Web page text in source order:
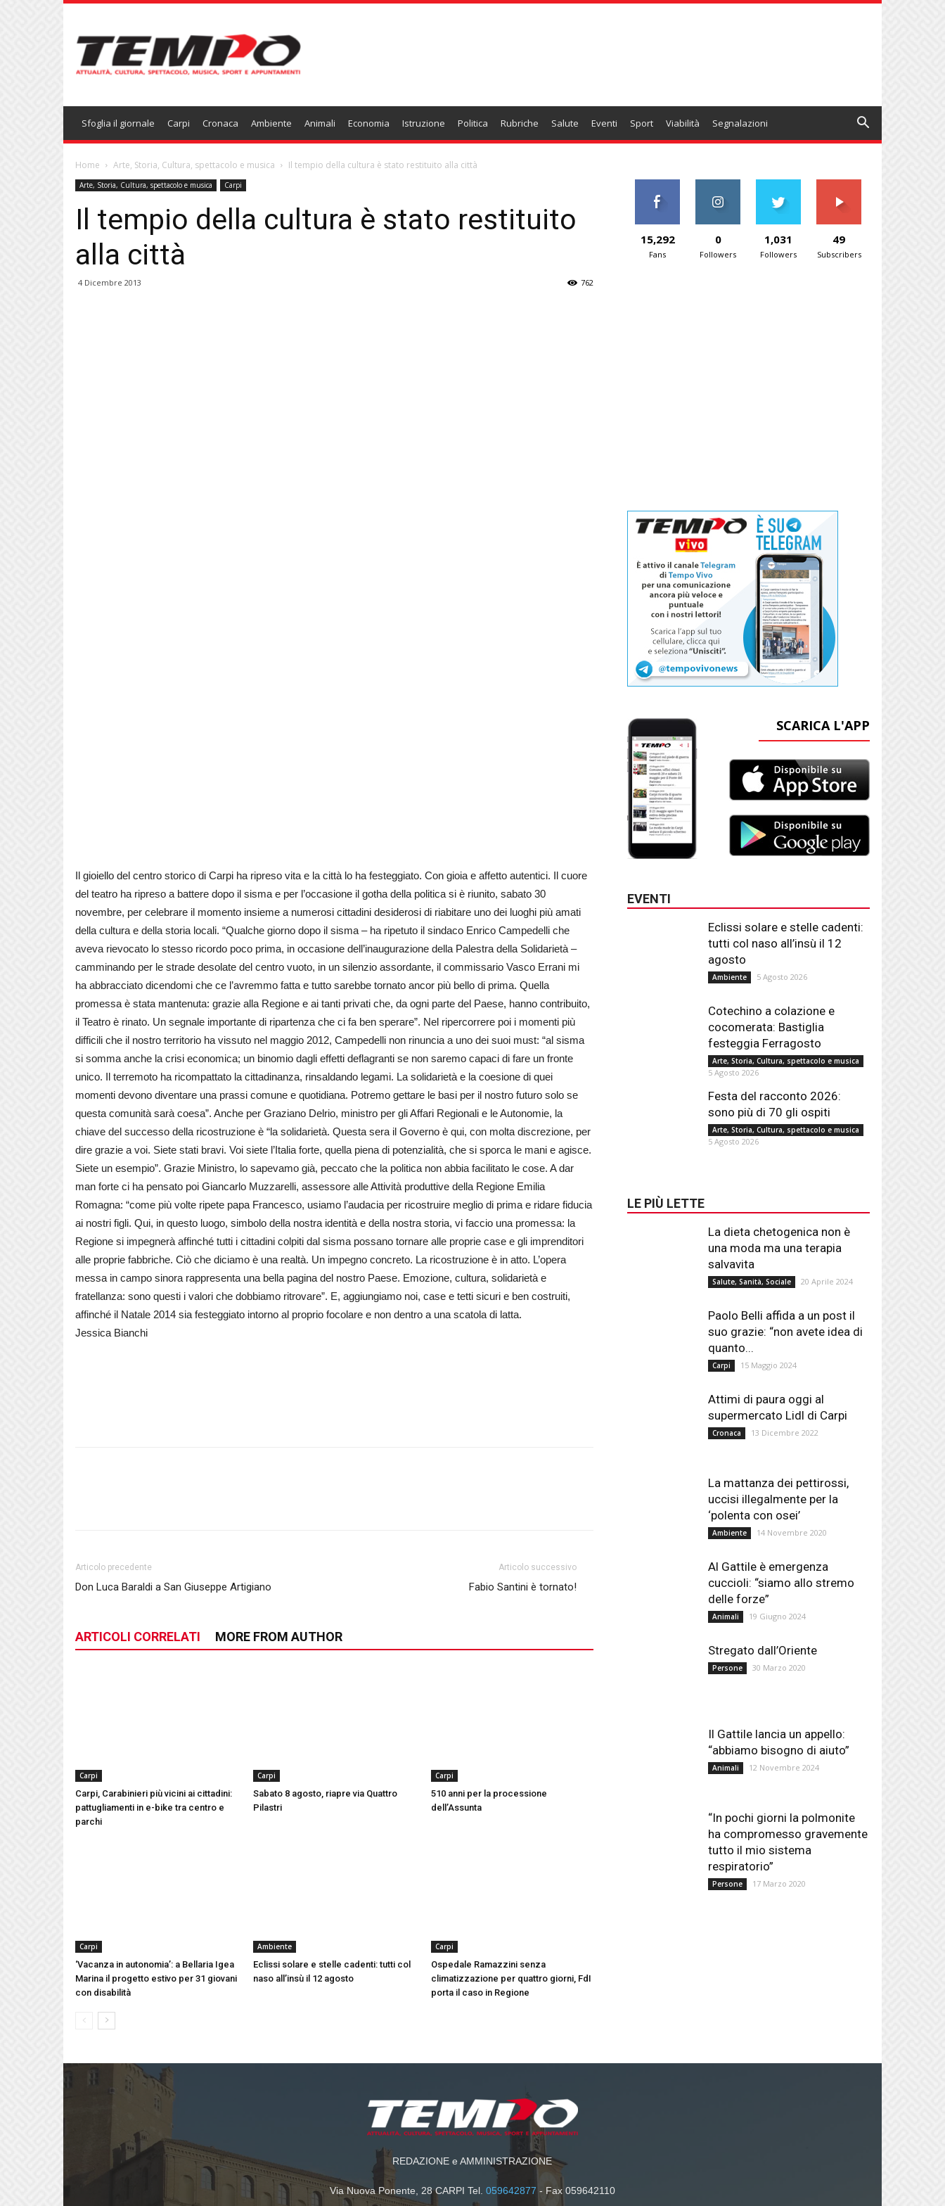
Sfoglia il giornale Carpi Cronaca Ambiente Animali Economia Istruzione Politica Rubriche Salute Eventi Sport Viabilità Segnalazioni
Home Arte, Storia, Cultura, spettacolo e musica Il tempio della cultura è stato restituito alla città
Arte, Storia, Cultura, spettacolo e musica Carpi
Il tempio della cultura è stato restituito
alla città
4 Dicembre 2013 762
Il gioiello del centro storico di Carpi ha ripreso vita e la città lo ha festeggiato. Con gioia e affetto autentici. Il cuore
del teatro ha ripreso a battere dopo il sisma e per l’occasione il gotha della politica si è riunito, sabato 30
novembre, per celebrare il momento insieme a numerosi cittadini desiderosi di riabitare uno dei luoghi più amati
della cultura e della storia locali. “Qualche giorno dopo il sisma – ha ripetuto il sindaco Enrico Campedelli che
aveva rievocato lo stesso ricordo poco prima, in occasione dell’inaugurazione della Palestra della Solidarietà –
camminando per le strade desolate del centro vuoto, in un silenzio assordante, il commissario Vasco Errani mi
ha abbracciato dicendomi che ce l’avremmo fatta e tutto sarebbe tornato ancor più bello di prima. Quella
promessa è stata mantenuta: grazie alla Regione e ai tanti privati che, da ogni parte del Paese, hanno contribuito,
il Teatro è rinato. Un segnale importante di ripartenza che ci fa ben sperare”. Nel ripercorrere poi i momenti più
difficili che il nostro territorio ha vissuto nel maggio 2012, Campedelli non rinuncia a uno dei suoi must: “al sisma
si somma anche la crisi economica; un binomio dagli effetti deflagranti se non saremo capaci di fare un fronte
unico. Il terremoto ha ricompattato la cittadinanza, rinsaldando legami. La solidarietà e la coesione di quei
momenti devono diventare una prassi comune e quotidiana. Potremo gettare le basi per il nostro futuro solo se
questa comunità sarà coesa”. Anche per Graziano Delrio, ministro per gli Affari Regionali e le Autonomie, la
chiave del successo della ricostruzione è “la solidarietà. Questa sera il Governo è qui, con molta discrezione, per
dire grazie a voi. Siete stati bravi. Voi siete l’Italia forte, quella piena di potenzialità, che si sporca le mani e agisce.
Siete un esempio”. Grazie Ministro, lo sapevamo già, peccato che la politica non abbia facilitato le cose. A dar
man forte ci ha pensato poi Giancarlo Muzzarelli, assessore alle Attività produttive della Regione Emilia
Romagna: “come più volte ripete papa Francesco, usiamo l’audacia per ricostruire meglio di prima e ridare fiducia
ai nostri figli. Qui, in questo luogo, simbolo della nostra identità e della nostra storia, vi faccio una promessa: la
Regione si impegnerà affinché tutti i cittadini colpiti dal sisma possano tornare alle proprie case e gli imprenditori
alle proprie fabbriche. Ciò che diciamo è una realtà. Un impegno concreto. La ricostruzione è in atto. L’opera
messa in campo sinora rappresenta una bella pagina del nostro Paese. Emozione, cultura, solidarietà e
fratellanza: sono questi i valori che dobbiamo ritrovare”. E, aggiungiamo noi, case e tetti sicuri e ben costruiti,
affinché il Natale 2014 sia festeggiato intorno al proprio focolare e non dentro a una scatola di latta.
Jessica Bianchi
Articolo precedente
Don Luca Baraldi a San Giuseppe Artigiano
Articolo successivo
Fabio Santini è tornato!
ARTICOLI CORRELATI MORE FROM AUTHOR
Carpi
Carpi, Carabinieri più vicini ai cittadini:
pattugliamenti in e-bike tra centro e
parchi
Carpi
Sabato 8 agosto, riapre via Quattro
Pilastri
Carpi
510 anni per la processione
dell’Assunta
Carpi
‘Vacanza in autonomia’: a Bellaria Igea
Marina il progetto estivo per 31 giovani
con disabilità
Ambiente
Eclissi solare e stelle cadenti: tutti col
naso all’insù il 12 agosto
Carpi
Ospedale Ramazzini senza
climatizzazione per quattro giorni, FdI
porta il caso in Regione
15,292
Fans
0
Followers
1,031
Followers
49
Subscribers
SCARICA L'APP
EVENTI
Eclissi solare e stelle cadenti:
tutti col naso all’insù il 12
agosto
Ambiente 5 Agosto 2026
Cotechino a colazione e
cocomerata: Bastiglia
festeggia Ferragosto
Arte, Storia, Cultura, spettacolo e musica
5 Agosto 2026
Festa del racconto 2026:
sono più di 70 gli ospiti
Arte, Storia, Cultura, spettacolo e musica
5 Agosto 2026
LE PIÙ LETTE
La dieta chetogenica non è
una moda ma una terapia
salvavita
Salute, Sanità, Sociale 20 Aprile 2024
Paolo Belli affida a un post il
suo grazie: “non avete idea di
quanto...
Carpi 15 Maggio 2024
Attimi di paura oggi al
supermercato Lidl di Carpi
Cronaca 13 Dicembre 2022
La mattanza dei pettirossi,
uccisi illegalmente per la
‘polenta con osei’
Ambiente 14 Novembre 2020
Al Gattile è emergenza
cuccioli: “siamo allo stremo
delle forze”
Animali 19 Giugno 2024
Stregato dall’Oriente
Persone 30 Marzo 2020
Il Gattile lancia un appello:
“abbiamo bisogno di aiuto”
Animali 12 Novembre 2024
“In pochi giorni la polmonite
ha compromesso gravemente
tutto il mio sistema
respiratorio”
Persone 17 Marzo 2020
REDAZIONE e AMMINISTRAZIONE
Via Nuova Ponente, 28 CARPI Tel. 059642877 - Fax 059642110